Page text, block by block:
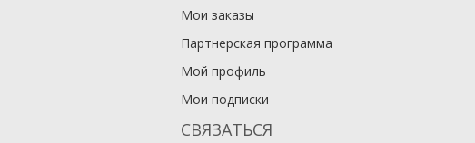
Мои заказы
Партнерская программа
Мой профиль
Мои подписки
СВЯЗАТЬСЯ